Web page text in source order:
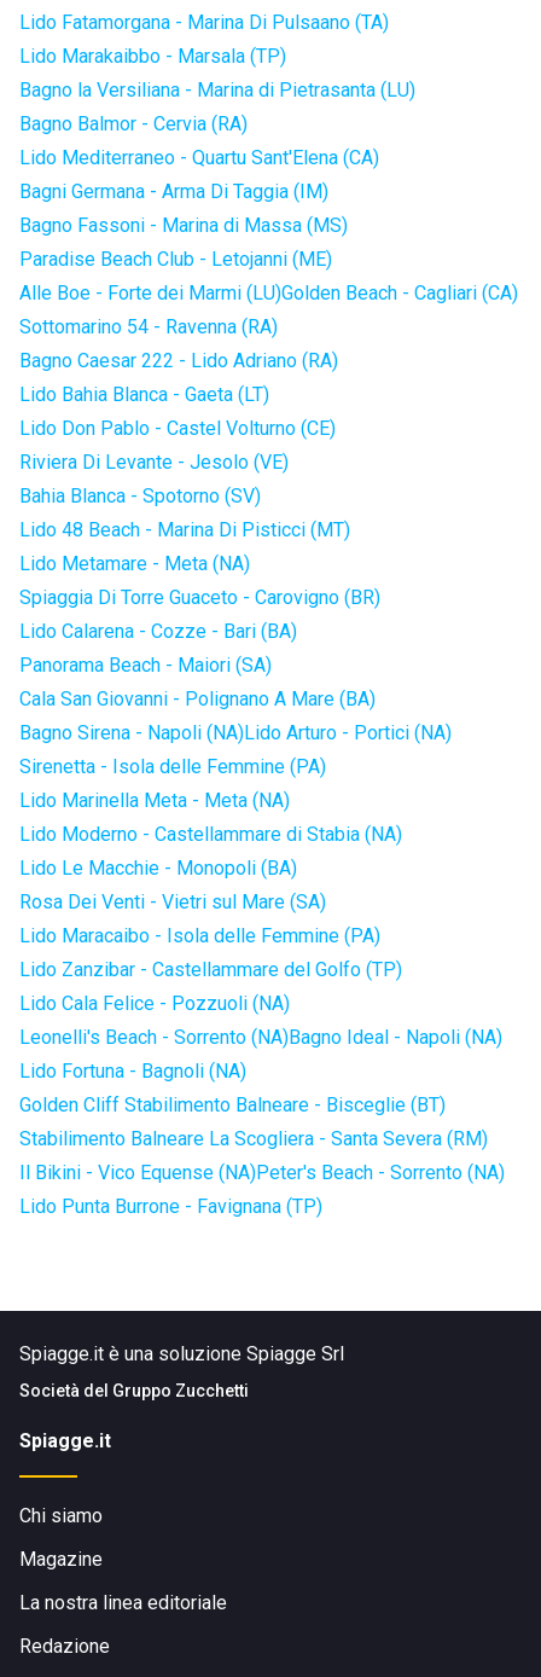
Lido Fatamorgana - Marina Di Pulsaano (TA)
Lido Marakaibbo - Marsala (TP)
Bagno la Versiliana - Marina di Pietrasanta (LU)
Bagno Balmor - Cervia (RA)
Lido Mediterraneo - Quartu Sant'Elena (CA)
Bagni Germana - Arma Di Taggia (IM)
Bagno Fassoni - Marina di Massa (MS)
Paradise Beach Club - Letojanni (ME)
Alle Boe - Forte dei Marmi (LU)Golden Beach - Cagliari (CA)
Sottomarino 54 - Ravenna (RA)
Bagno Caesar 222 - Lido Adriano (RA)
Lido Bahia Blanca - Gaeta (LT)
Lido Don Pablo - Castel Volturno (CE)
Riviera Di Levante - Jesolo (VE)
Bahia Blanca - Spotorno (SV)
Lido 48 Beach - Marina Di Pisticci (MT)
Lido Metamare - Meta (NA)
Spiaggia Di Torre Guaceto - Carovigno (BR)
Lido Calarena - Cozze - Bari (BA)
Panorama Beach - Maiori (SA)
Cala San Giovanni - Polignano A Mare (BA)
Bagno Sirena - Napoli (NA)Lido Arturo - Portici (NA)
Sirenetta - Isola delle Femmine (PA)
Lido Marinella Meta - Meta (NA)
Lido Moderno - Castellammare di Stabia (NA)
Lido Le Macchie - Monopoli (BA)
Rosa Dei Venti - Vietri sul Mare (SA)
Lido Maracaibo - Isola delle Femmine (PA)
Lido Zanzibar - Castellammare del Golfo (TP)
Lido Cala Felice - Pozzuoli (NA)
Leonelli's Beach - Sorrento (NA)Bagno Ideal - Napoli (NA)
Lido Fortuna - Bagnoli (NA)
Golden Cliff Stabilimento Balneare - Bisceglie (BT)
Stabilimento Balneare La Scogliera - Santa Severa (RM)
Il Bikini - Vico Equense (NA)Peter's Beach - Sorrento (NA)
Lido Punta Burrone - Favignana (TP)
Spiagge.it è una soluzione Spiagge Srl
Società del Gruppo Zucchetti
Spiagge.it
Chi siamo
Magazine
La nostra linea editoriale
Redazione